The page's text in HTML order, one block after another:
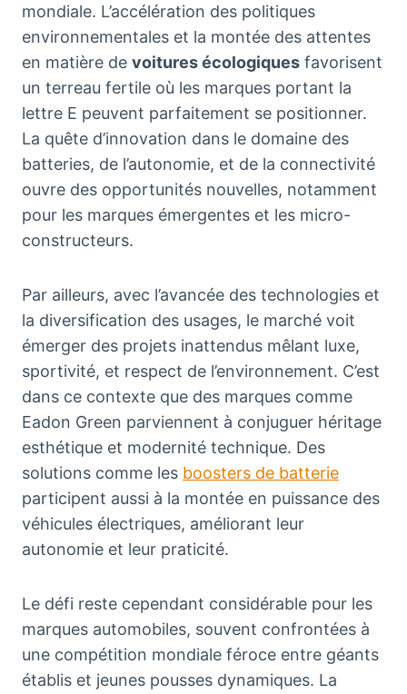
mondiale. L’accélération des politiques
environnementales et la montée des attentes
en matière de voitures écologiques favorisent
un terreau fertile où les marques portant la
lettre E peuvent parfaitement se positionner.
La quête d’innovation dans le domaine des
batteries, de l’autonomie, et de la connectivité
ouvre des opportunités nouvelles, notamment
pour les marques émergentes et les micro-
constructeurs.
Par ailleurs, avec l’avancée des technologies et
la diversification des usages, le marché voit
émerger des projets inattendus mêlant luxe,
sportivité, et respect de l’environnement. C’est
dans ce contexte que des marques comme
Eadon Green parviennent à conjuguer héritage
esthétique et modernité technique. Des
solutions comme les boosters de batterie
participent aussi à la montée en puissance des
véhicules électriques, améliorant leur
autonomie et leur praticité.
Le défi reste cependant considérable pour les
marques automobiles, souvent confrontées à
une compétition mondiale féroce entre géants
établis et jeunes pousses dynamiques. La